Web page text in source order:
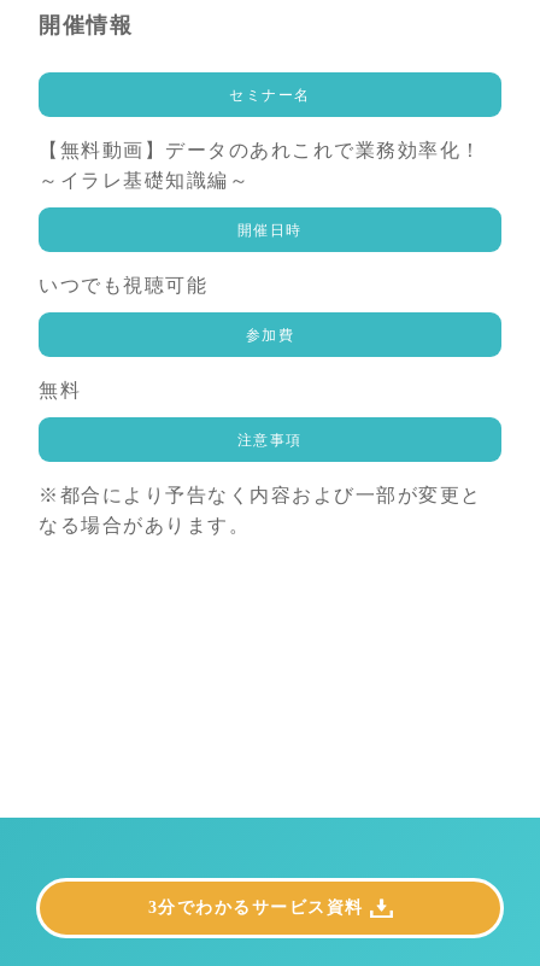
開催情報
セミナー名
【無料動画】データのあれこれで業務効率化！
～イラレ基礎知識編～
開催日時
いつでも視聴可能
参加費
無料
注意事項
※都合により予告なく内容および一部が変更と
なる場合があります。
3分でわかるサービス資料